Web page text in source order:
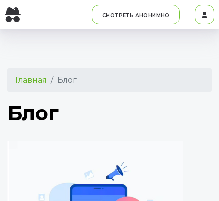
СМОТРЕТЬ АНОНИМНО
Главная Блог
Блог